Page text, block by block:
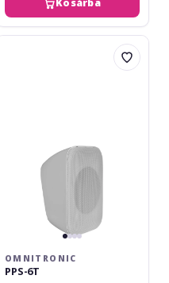
Kosárba
OMNITRONIC
PPS-6T